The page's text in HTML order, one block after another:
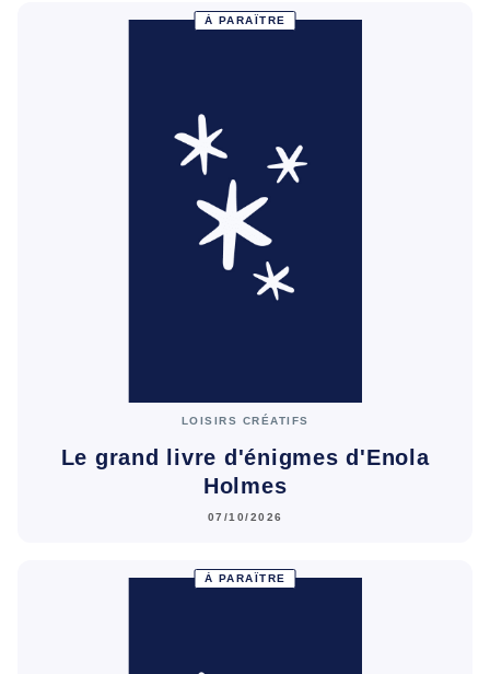
À PARAÎTRE
LOISIRS CRÉATIFS
Le grand livre d'énigmes d'Enola
Holmes
07/10/2026
À PARAÎTRE